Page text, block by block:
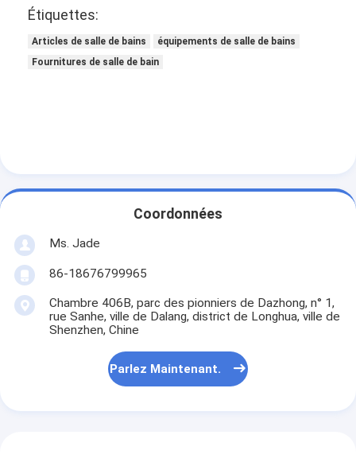
Étiquettes:
Articles de salle de bains
équipements de salle de bains
Fournitures de salle de bain
Coordonnées
Ms. Jade
86-18676799965
Chambre 406B, parc des pionniers de Dazhong, n° 1,
rue Sanhe, ville de Dalang, district de Longhua, ville de
Shenzhen, Chine
Parlez Maintenant.